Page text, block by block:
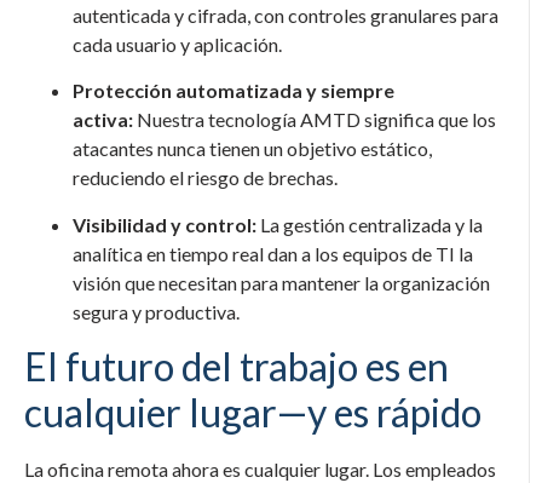
autenticada y cifrada, con controles granulares para
cada usuario y aplicación.
Protección automatizada y siempre
activa: Nuestra tecnología AMTD significa que los
atacantes nunca tienen un objetivo estático,
reduciendo el riesgo de brechas.
Visibilidad y control: La gestión centralizada y la
analítica en tiempo real dan a los equipos de TI la
visión que necesitan para mantener la organización
segura y productiva.
El futuro del trabajo es en
cualquier lugar—y es rápido
La oficina remota ahora es cualquier lugar. Los empleados